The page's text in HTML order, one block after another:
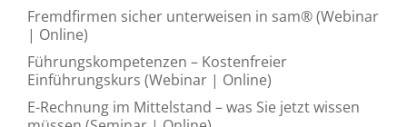
Fremdfirmen sicher unterweisen in sam® (Webinar
| Online)
Führungskompetenzen – Kostenfreier
Einführungskurs (Webinar | Online)
E-Rechnung im Mittelstand – was Sie jetzt wissen